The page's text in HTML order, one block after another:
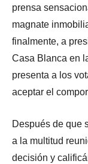
prensa
magnate
finalmente, a
Casa Blanca en
presenta a los
aceptar el
Después de que
a la multitud
decisión y